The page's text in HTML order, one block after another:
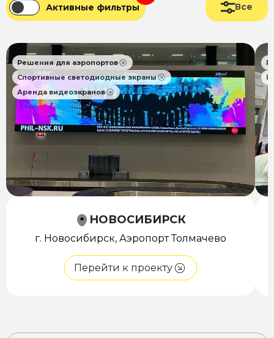
Активные фильтры Все
Решения для аэропортов
Спортивные светодиодные экраны
Аренда видеоэкранов
НОВОСИБИРСК
г. Новосибирск, Аэропорт Толмачево
Перейти к проекту